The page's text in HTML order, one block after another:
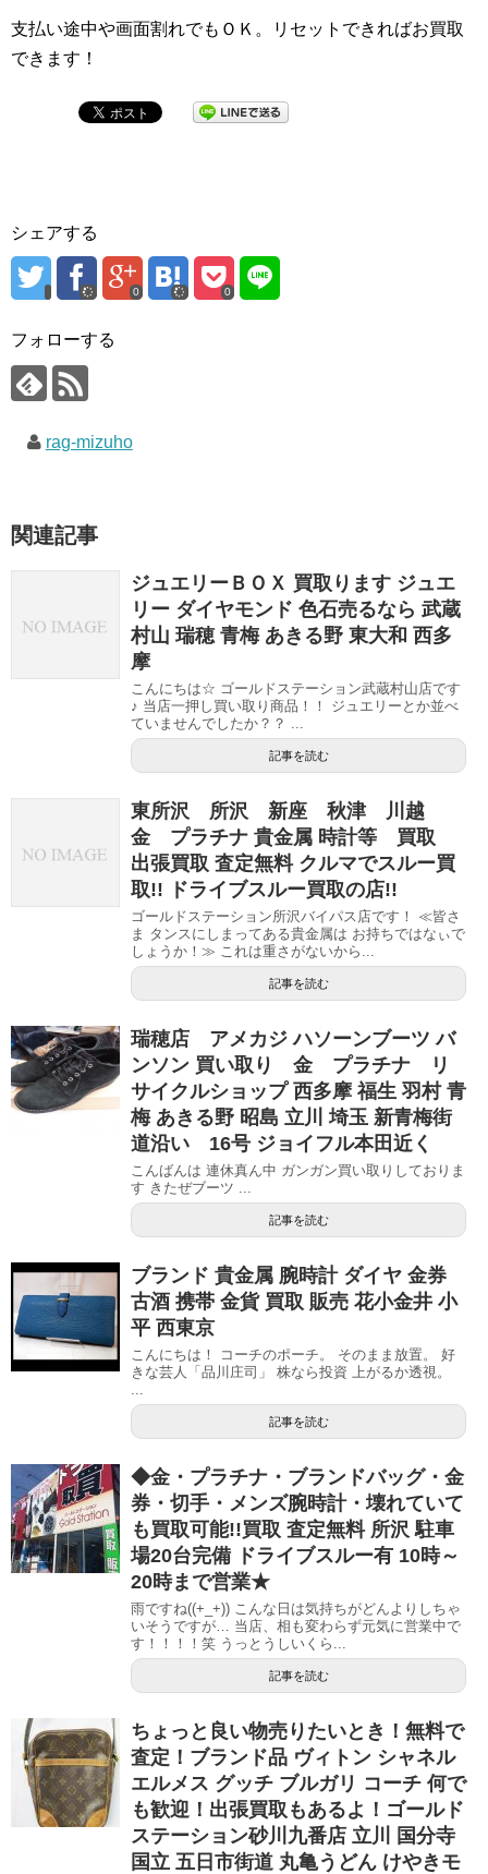
支払い途中や画面割れでもＯＫ。リセットできればお買取
できます！
シェアする
0 0
フォローする
rag-mizuho
関連記事
ジュエリーＢＯＸ 買取ります ジュエ
リー ダイヤモンド 色石売るなら 武蔵
村山 瑞穂 青梅 あきる野 東大和 西多
摩
こんにちは☆ ゴールドステーション武蔵村山店です
♪ 当店一押し買い取り商品！！ ジュエリーとか並べ
ていませんでしたか？？ ...
記事を読む
東所沢 所沢 新座 秋津 川越
金 プラチナ 貴金属 時計等 買取
出張買取 査定無料 クルマでスルー買
取!! ドライブスルー買取の店!!
ゴールドステーション所沢バイパス店です！ ≪皆さ
ま タンスにしまってある貴金属は お持ちではなぃで
しょうか！≫ これは重さがないから...
記事を読む
瑞穂店 アメカジ ハソーンブーツ バ
ンソン 買い取り 金 プラチナ リ
サイクルショップ 西多摩 福生 羽村 青
梅 あきる野 昭島 立川 埼玉 新青梅街
道沿い 16号 ジョイフル本田近く
こんばんは 連休真ん中 ガンガン買い取りしておりま
す きたぜブーツ ...
記事を読む
ブランド 貴金属 腕時計 ダイヤ 金券
古酒 携帯 金貨 買取 販売 花小金井 小
平 西東京
こんにちは！ コーチのポーチ。 そのまま放置。 好
きな芸人「品川庄司」 株なら投資 上がるか透視。
記事を読む
◆金・プラチナ・ブランドバッグ・金
券・切手・メンズ腕時計・壊れていて
も買取可能!!買取 査定無料 所沢 駐車
場20台完備 ドライブスルー有 10時～
20時まで営業★
雨ですね((+_+)) こんな日は気持ちがどんよりしちゃ
いそうですが… 当店、相も変わらず元気に営業中で
す！！！！笑 うっとうしいくら...
記事を読む
ちょっと良い物売りたいとき！無料で
査定！ブランド品 ヴィトン シャネル
エルメス グッチ ブルガリ コーチ 何で
も歓迎！出張買取もあるよ！ゴールド
ステーション砂川九番店 立川 国分寺
国立 五日市街道 丸亀うどん けやきモ